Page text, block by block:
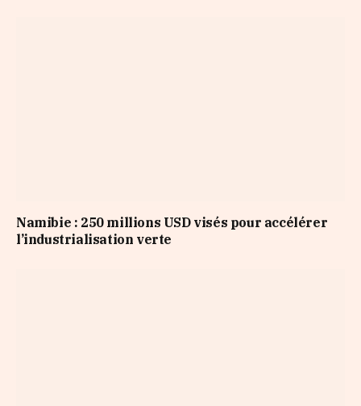
Namibie : 250 millions USD visés pour accélérer
l’industrialisation verte